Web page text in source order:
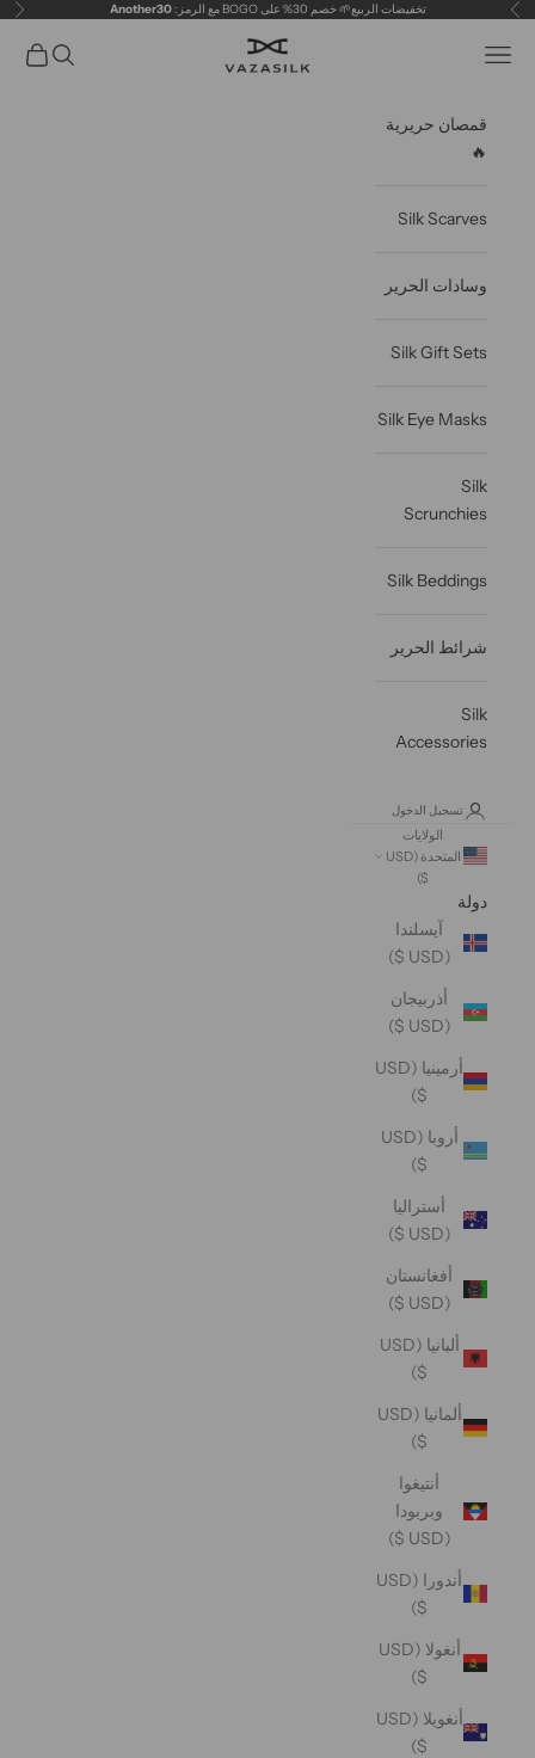
تخطى الى المحتوى
سابق تخفيضات الربيع🌱 خصم 30% على BOGO مع الرمز: Another30
VAZASILK فتح قائمة التنقل فتح البحث
عربة
قمصان حريرية
🔥
Silk Scarves
وسادات الحرير
Silk Gift Sets
Silk Eye Masks
Silk
Scrunchies
Silk Beddings
شرائط الحرير
Silk
Accessories
تسجيل الدخول
الولايات
المتحدة (USD
$)
دولة
آيسلندا
(USD $)
أذربيجان
(USD $)
أرمينيا (USD
$)
أروبا (USD
$)
أستراليا
(USD $)
أفغانستان
(USD $)
ألبانيا (USD
$)
ألمانيا (USD
$)
أنتيغوا
وبربودا
(USD $)
أندورا (USD
$)
أنغولا (USD
$)
أنغويلا (USD
$)